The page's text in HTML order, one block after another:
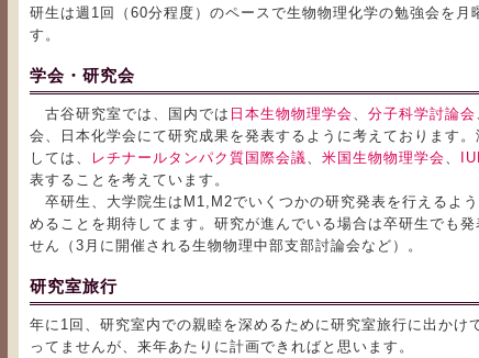
研生は週1回（60分程度）のペースで生物物理化学の勉強会を月
す。
学会・研究会
古谷研究室では、国内では 日本生物物理学会、 分子科学討論会
会、日本化学会にて研究成果を発表するように考えております。
しては、
レチナールタンパク質国際会議、 米国生物物理学会、
表することを考えています。
卒研生、大学院生はM1,M2でいくつかの研究発表を行えるよ
めることを期待してます。研究が進んでいる場合は卒研生でも発
せん（3月に開催される生物物理中部支部討論会など）。
研究室旅行
年に1回、研究室内での親睦を深めるために研究室旅行に出かけ
ってませんが、来年あたりに計画できればと思います。